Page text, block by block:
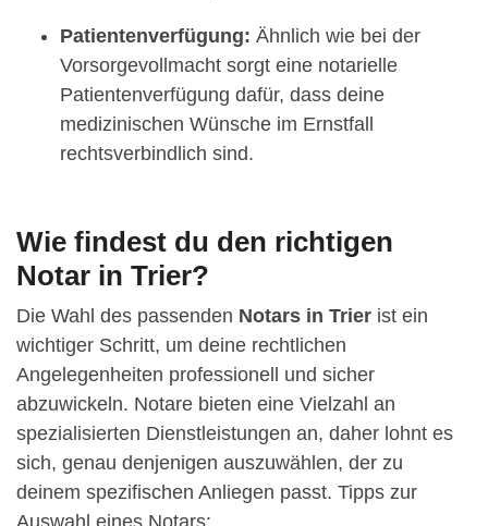
Patientenverfügung: Ähnlich wie bei der
Vorsorgevollmacht sorgt eine notarielle
Patientenverfügung dafür, dass deine
medizinischen Wünsche im Ernstfall
rechtsverbindlich sind.
Wie findest du den richtigen
Notar in Trier?
Die Wahl des passenden Notars in Trier ist ein
wichtiger Schritt, um deine rechtlichen
Angelegenheiten professionell und sicher
abzuwickeln. Notare bieten eine Vielzahl an
spezialisierten Dienstleistungen an, daher lohnt es
sich, genau denjenigen auszuwählen, der zu
deinem spezifischen Anliegen passt. Tipps zur